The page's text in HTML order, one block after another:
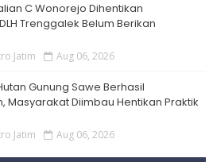
C Wonorejo Dihentikan
Trenggalek Belum Berikan
Jatim Aug 06, 2026
Gunung Sawe Berhasil
Masyarakat Diimbau Hentikan Praktik
Jatim Aug 06, 2026